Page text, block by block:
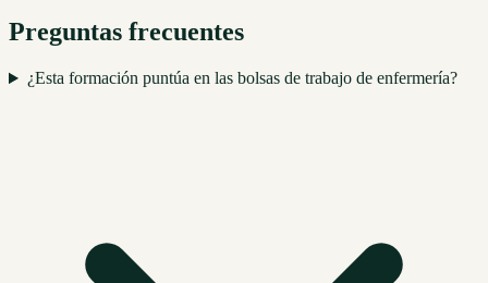
Preguntas frecuentes
¿Esta formación puntúa en las bolsas de trabajo de enfermería?